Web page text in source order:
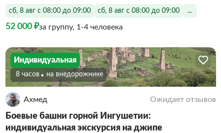
сб, 8 авг с 08:00 до 09:00 сб, 8 авг с 08:00 до 09:00 ...
52 000 ₽за группу, 1-4 человека
Индивидуальная
8 часов На внедорожнике
Ахмед Ожидает отзывов
Боевые башни горной Ингушетии:
индивидуальная экскурсия на джипе